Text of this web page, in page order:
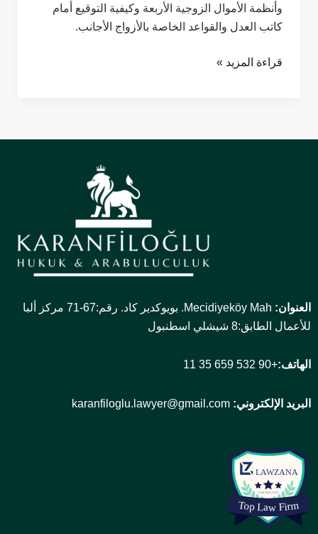
وأنظمة الأموال الزوجية الأربعة وكيفية التوقيع أمام
كاتب العدل والقواعد الخاصة بالأزواج الأجانب.
قراءة المزيد »
العنوان:
Mecidiyeköy Mah. بويوكدير كاد. رقم:67-71 مركز ألبا
للأعمال الطابق:8 شيشلي اسطنبول
الهاتف:+90 532 659 35 11
البريد الإلكتروني: karanfiloglu.lawyer@gmail.com